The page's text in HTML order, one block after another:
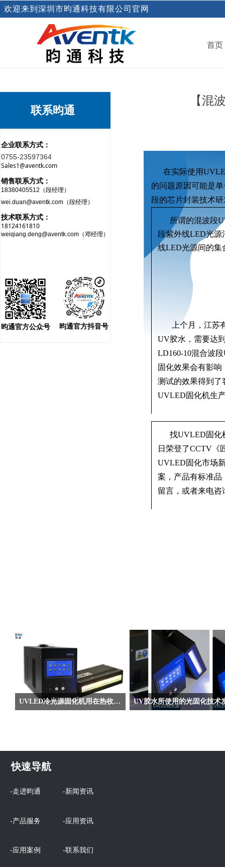
首页
欢迎来到深圳市昀通科技有限公司官网
【混
在实际使用
的问题原因可能是
段的芯片封装技术
所谓的混波段
段紫外线LED光源
线LED光源间的集
上个月，江苏有
UV胶水，需要达
LD160-10混合波
固化效果会有影
测试的效果得到了
UVLED固化机生
找UVLED固化
日荣登了CCTV《
UVLED固化市场
案，产品有标准
留言，或者来电
UVLED冷光源固化机用在热收缩标签膜印刷的优势
还有一个重要的特点就是热效应低，无
辐射。也正是由于UVLED冷光源的热
下面我就拿一种对热量比较敏感的标签
它的高效、环保、节能等特性，
联系昀通
企业联系方式：
0755-23597364
Sales1@aventk.com
销售联系方式：
18380405512（段经理）
wei.duan@aventk.com（段经理）
技术联系方式：
18124161810
weiqiang.deng@aventk.com（邓经理）
昀通官方公众号 昀通官方抖音号
快速导航
-走进昀通
-产品服务
-应用案例
-新闻资讯
-应用资讯
-联系我们